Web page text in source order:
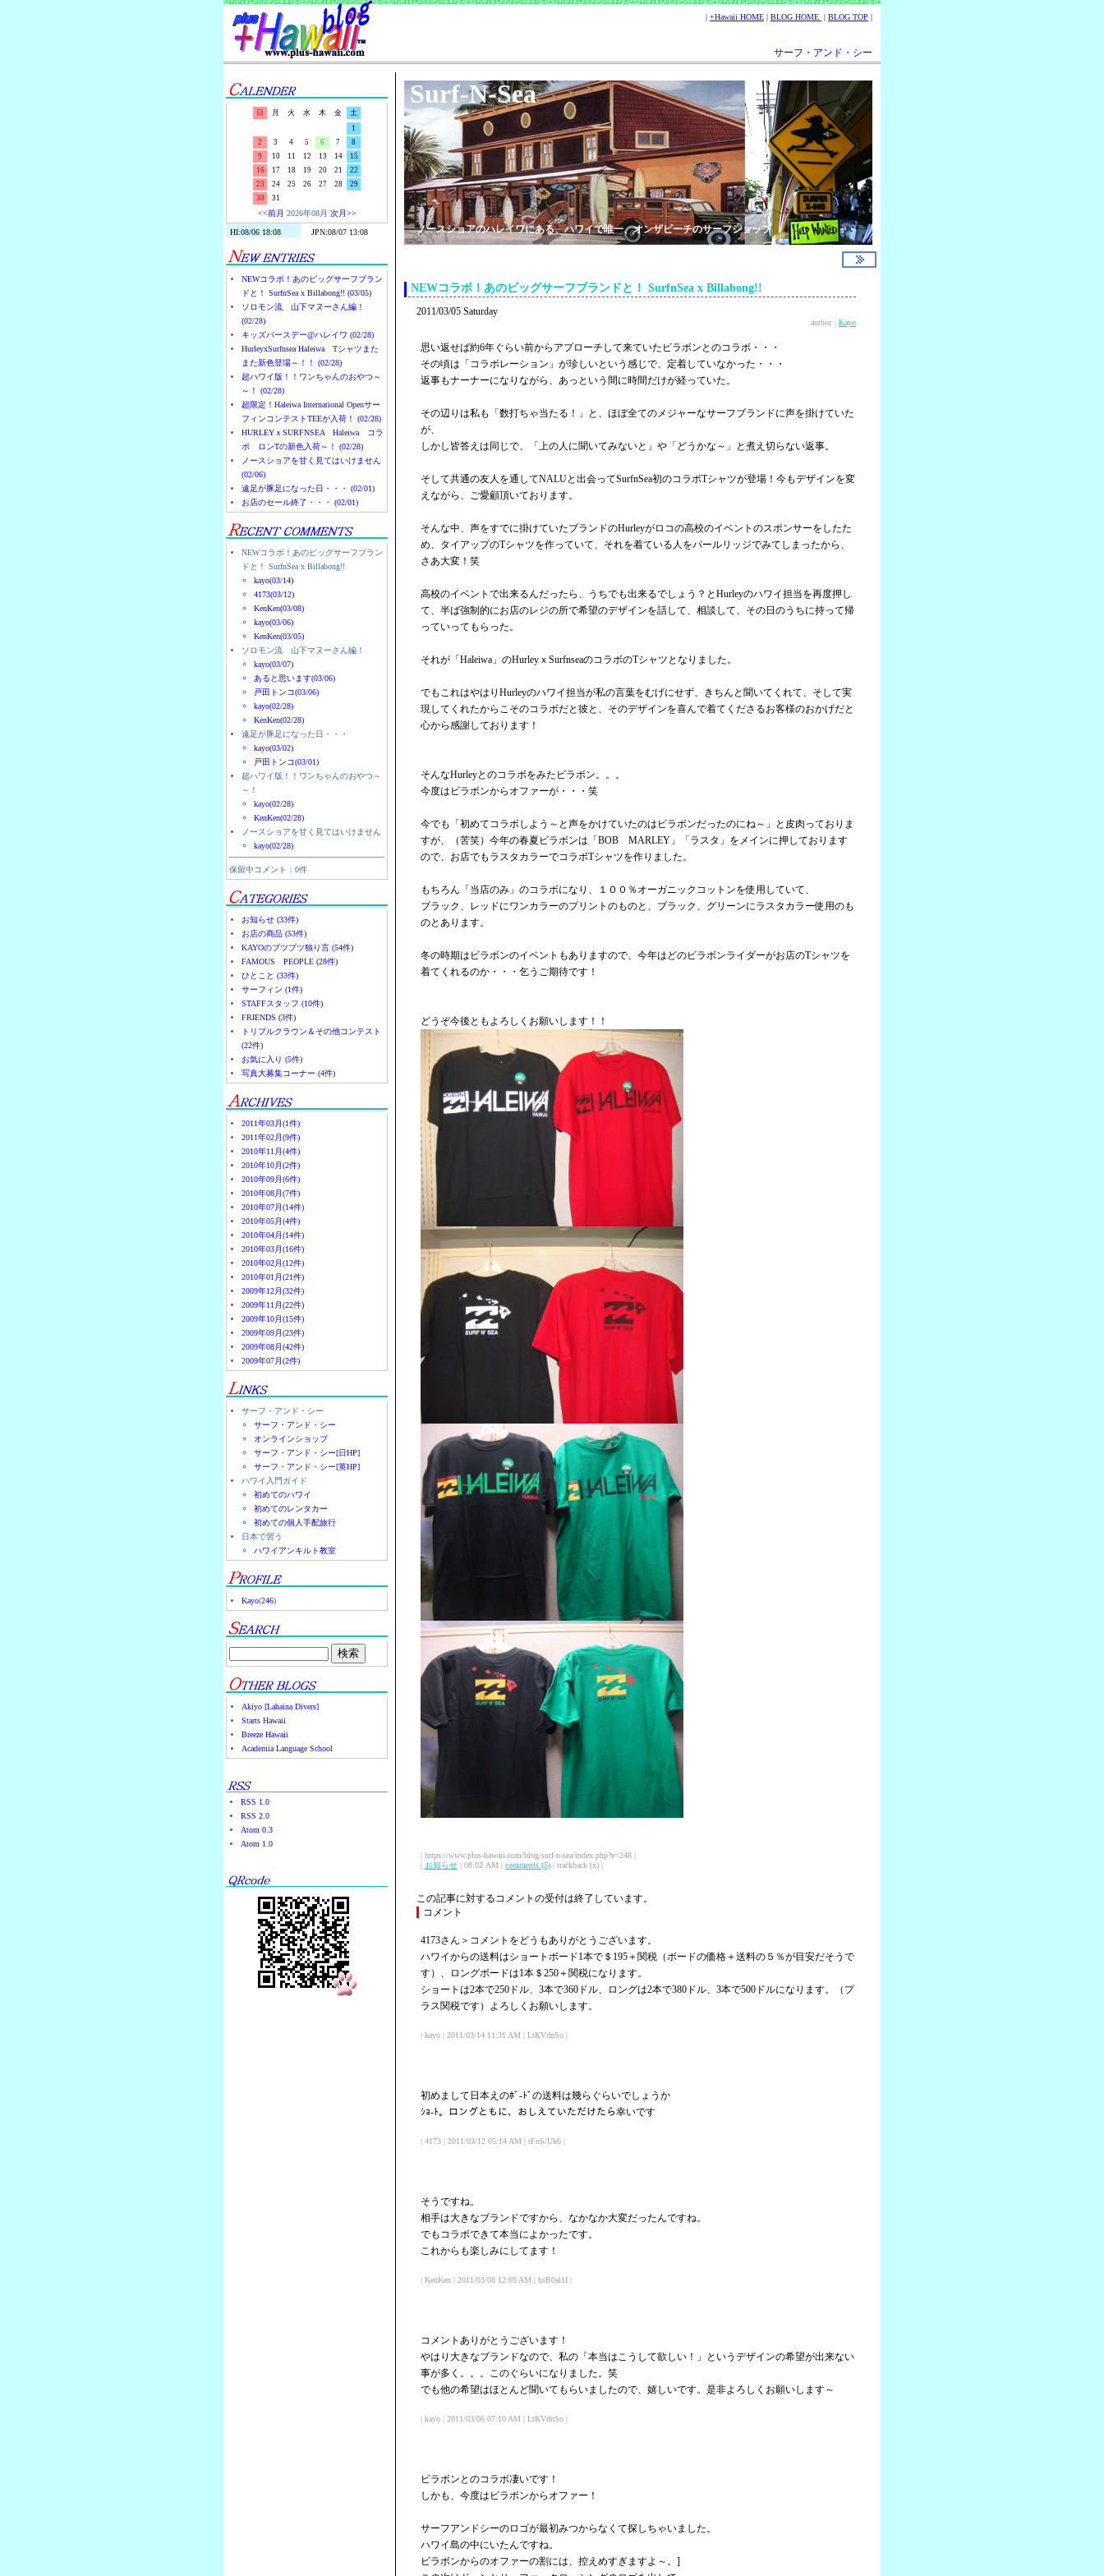
| +Hawaii HOME | BLOG HOME | BLOG TOP |
サーフ・アンド・シー
日 月 火 水 木 金
土
1
2
3 4 5 6 7
8
9
10 11 12 13 14
15
16
17 18 19 20 21
22
23
24 25 26 27 28
29
30
31
<<前月 2026年08月 次月>>
NEWコラボ！あのビッグサーフブラン
ドと！ SurfnSea x Billabong!! (03/05)
ソロモン流 山下マヌーさん編！
(02/28)
キッズバースデー@ハレイワ (02/28)
HurleyxSurfnsea Haleiwa Tシャツまた
また新色登場～！！ (02/28)
超ハワイ版！！ワンちゃんのおやつ～
～！ (02/28)
超限定！Haleiwa International Openサー
フィンコンテストTEEが入荷！ (02/28)
HURLEYｘSURFNSEA Haleiwa コラ
ボ ロンTの新色入荷～！ (02/28)
ノースショアを甘く見てはいけません
(02/06)
遠足が豚足になった日・・・ (02/01)
お店のセール終了・・・ (02/01)
NEWコラボ！あのビッグサーフブラン
ドと！ SurfnSea x Billabong!!
kayo(03/14)
4173(03/12)
KenKen(03/08)
kayo(03/06)
KenKen(03/05)
ソロモン流 山下マヌーさん編！
kayo(03/07)
あると思います(03/06)
戸田トンコ(03/06)
kayo(02/28)
KenKen(02/28)
遠足が豚足になった日・・・
kayo(03/02)
戸田トンコ(03/01)
超ハワイ版！！ワンちゃんのおやつ～
～！
kayo(02/28)
KenKen(02/28)
ノースショアを甘く見てはいけません
kayo(02/28)
保留中コメント：0件
お知らせ (33件)
お店の商品 (53件)
KAYOのブツブツ独り言 (54件)
FAMOUS PEOPLE (28件)
ひとこと (33件)
サーフィン (1件)
STAFFスタッフ (10件)
FRIENDS (3件)
トリプルクラウン＆その他コンテスト
(22件)
お気に入り (5件)
写真大募集コーナー (4件)
2011年03月(1件)
2011年02月(9件)
2010年11月(4件)
2010年10月(2件)
2010年09月(6件)
2010年08月(7件)
2010年07月(14件)
2010年05月(4件)
2010年04月(14件)
2010年03月(16件)
2010年02月(12件)
2010年01月(21件)
2009年12月(32件)
2009年11月(22件)
2009年10月(15件)
2009年09月(23件)
2009年08月(42件)
2009年07月(2件)
サーフ・アンド・シー
サーフ・アンド・シー
オンラインショップ
サーフ・アンド・シー[日HP]
サーフ・アンド・シー[英HP]
ハワイ入門ガイド
初めてのハワイ
初めてのレンタカー
初めての個人手配旅行
日本で習う
ハワイアンキルト教室
Kayo(246)
Akiyo [Lahaina Divers]
Starts Hawaii
Breeze Hawaii
Academia Language School
RSS 1.0
RSS 2.0
Atom 0.3
Atom 1.0
Surf-N-Sea
ノースショアのハレイワにある、ハワイで唯一、オンザビーチのサーフショップ
NEWコラボ！あのビッグサーフブランドと！ SurfnSea x Billabong!!
2011/03/05 Saturday
author : Kayo
思い返せば約6年ぐらい前からアプローチして来ていたビラボンとのコラボ・・・
その頃は「コラボレーション」が珍しいという感じで、定着していなかった・・・
返事もナーナーになりながら、あっという間に時間だけが経っていた。
その辺りは私も「数打ちゃ当たる！」と、ほぼ全てのメジャーなサーフブランドに声を掛けていた
が、
しかし皆答えは同じで、「上の人に聞いてみないと」や「どうかな～」と煮え切らない返事。
そして共通の友人を通してNALUと出会ってSurfnSea初のコラボTシャツが登場！今もデザインを変
えながら、ご愛顧頂いております。
そんな中、声をすでに掛けていたブランドのHurleyがロコの高校のイベントのスポンサーをしたた
め、タイアップのTシャツを作っていて、それを着ている人をパールリッジでみてしまったから、
さあ大変！笑
高校のイベントで出来るんだったら、うちでも出来るでしょう？とHurleyのハワイ担当を再度押し
て、半ば強制的にお店のレジの所で希望のデザインを話して、相談して、その日のうちに持って帰
っていってもらった。
それが「Haleiwa」のHurleyｘSurfnseaのコラボのTシャツとなりました。
でもこれはやはりHurleyのハワイ担当が私の言葉をむげにせず、きちんと聞いてくれて、そして実
現してくれたからこそのコラボだと彼と、そのデザインを喜んで着てくださるお客様のおかげだと
心から感謝しております！
そんなHurleyとのコラボをみたビラボン。。。
今度はビラボンからオファーが・・・笑
今でも「初めてコラボしよう～と声をかけていたのはビラボンだったのにね～」と皮肉っておりま
すが、（苦笑）今年の春夏ビラボンは「BOB MARLEY」「ラスタ」をメインに押しております
ので、お店でもラスタカラーでコラボTシャツを作りました。
もちろん「当店のみ」のコラボになり、１００％オーガニックコットンを使用していて、
ブラック、レッドにワンカラーのプリントのものと、ブラック、グリーンにラスタカラー使用のも
のとあります。
冬の時期はビラボンのイベントもありますので、今年はどのビラボンライダーがお店のTシャツを
着てくれるのか・・・乞うご期待です！
どうぞ今後ともよろしくお願いします！！
| https://www.plus-hawaii.com/blog/surf-n-sea/index.php?e=248 |
| お知らせ | 08:02 AM | comments (5) | trackback (x) |
この記事に対するコメントの受付は終了しています。
コメント
4173さん＞コメントをどうもありがとうございます。
ハワイからの送料はショートボード1本で＄195＋関税（ボードの価格＋送料の５％が目安だそうで
す）、ロングボードは1本＄250＋関税になります。
ショートは2本で250ドル、3本で360ドル、ロングは2本で380ドル、3本で500ドルになります。（プ
ラス関税です）よろしくお願いします。
| kayo | 2011/03/14 11:31 AM | LtKVdnSo |
初めまして日本えのﾎﾞ-ﾄﾞの送料は幾らぐらいでしょうか
ｼｮ-ﾄ。ロングともに、おしえていただけたら幸いです
| 4173 | 2011/03/12 05:14 AM | tFnS/Uk6 |
そうですね。
相手は大きなブランドですから、なかなか大変だったんですね。
でもコラボできて本当によかったです。
これからも楽しみにしてます！
| KenKen | 2011/03/08 12:05 AM | hsB0al1I |
コメントありがとうございます！
やはり大きなブランドなので、私の「本当はこうして欲しい！」というデザインの希望が出来ない
事が多く。。。このぐらいになりました。笑
でも他の希望はほとんど聞いてもらいましたので、嬉しいです。是非よろしくお願いします～
| kayo | 2011/03/06 07:10 AM | LtKVdnSo |
ビラボンとのコラボ凄いです！
しかも、今度はビラボンからオファー！
サーフアンドシーのロゴが最初みつからなくて探しちゃいました。
ハワイ島の中にいたんですね。
ビラボンからのオファーの割には、控えめすぎますよ～。]